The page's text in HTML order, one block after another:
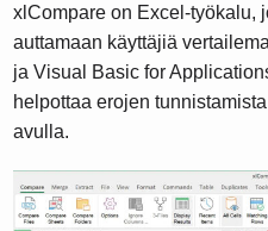
xlCompare on Excel-työkalu,
auttamaan käyttäjiä
ja Visual Basic for
helpottaa erojen
avulla.